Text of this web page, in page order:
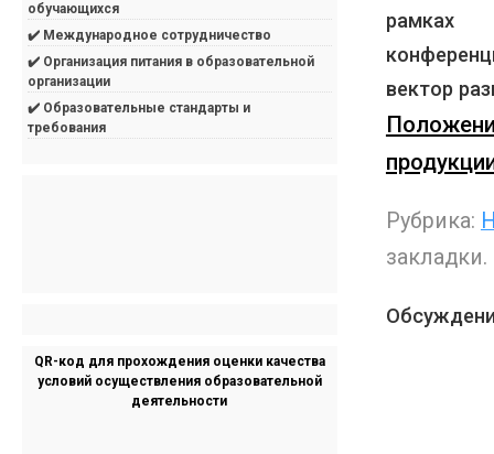
рамках
вектор
Рубрика:
закладки.
обучающихся
✔️ Международное сотрудничество
✔️ Организация питания в образовательной
организации
✔️ Образовательные стандарты и
требования
QR-код для прохождения оценки качества
условий осуществления образовательной
деятельности